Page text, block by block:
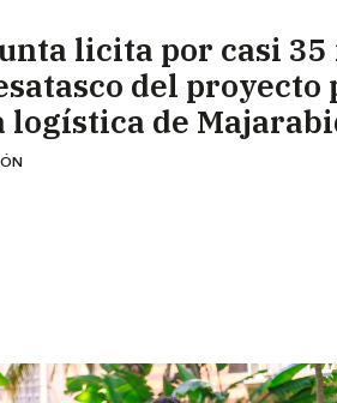
licita por casi
del proyecto
logística de